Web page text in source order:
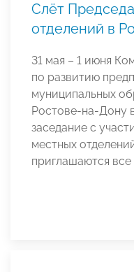
Слёт
отделений в
31 мая – 1 июня
по развитию
муниципальных
Ростове-на-Дону
заседание с
местных
приглашаются